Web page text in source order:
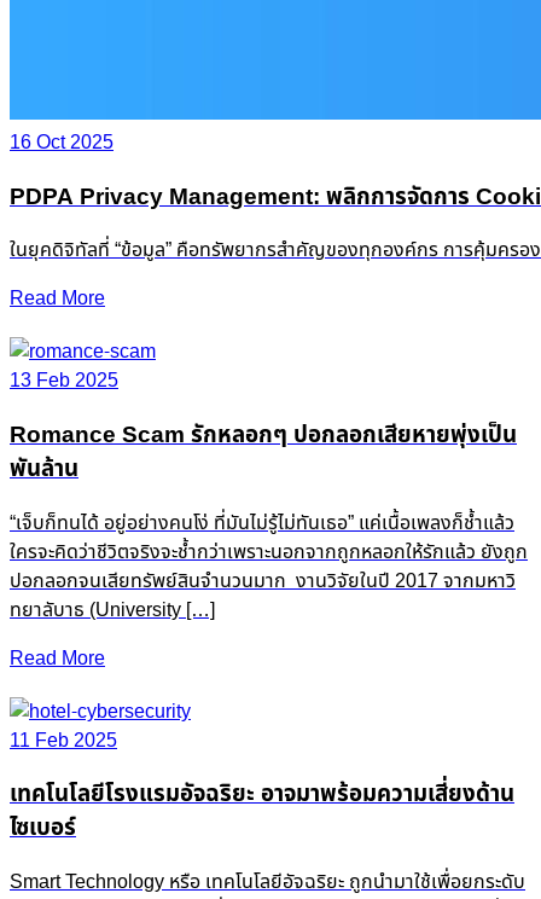
16 Oct 2025
PDPA Privacy Management: พลิกการจัดการ
ในยุคดิจิทัลที่ “ข้อมูล” คือทรัพยากรสำคัญของทุกองค์กร การคุ้มครอ
Read More
13 Feb 2025
Romance Scam รักหลอกๆ ปอกลอกเสียหายพุ่งเป็น
พันล้าน
“เจ็บก็ทนได้ อยู่อย่างคนโง่ ที่มันไม่รู้ไม่ทันเธอ” แค่เนื้อเพลงก็ช้ำแล้ว
ใครจะคิดว่าชีวิตจริงจะช้ำกว่าเพราะนอกจากถูกหลอกให้รักแล้ว ยังถูก
ปอกลอกจนเสียทรัพย์สินจำนวนมาก งานวิจัยในปี 2017 จากมหาวิ
ทยาลับาธ (University […]
Read More
11 Feb 2025
เทคโนโลยีโรงแรมอัจฉริยะ อาจมาพร้อมความเสี่ยงด้าน
ไซเบอร์
Smart Technology หรือ เทคโนโลยีอัจฉริยะ ถูกนำมาใช้เพื่อยกระดับ